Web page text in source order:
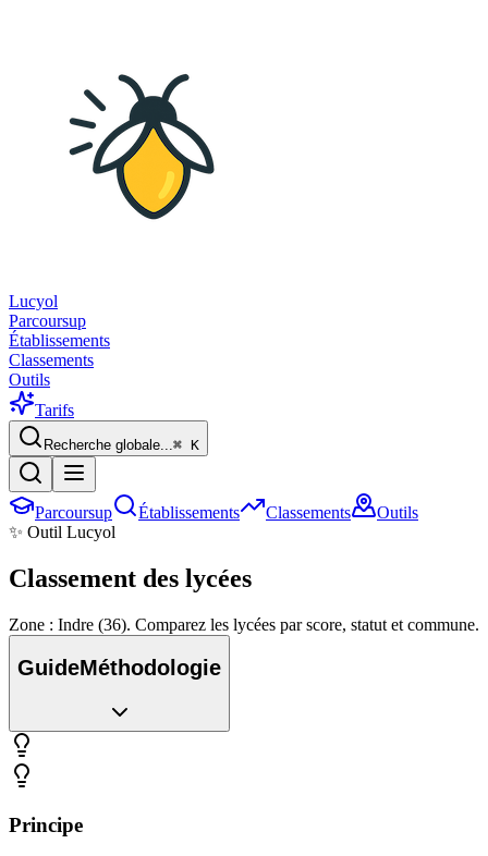
Lucyol
Parcoursup
Établissements
Classements
Outils
Tarifs
Recherche globale...⌘ K
Parcoursup Établissements Classements
Outils
✨ Outil Lucyol
Classement des lycées
Zone : Indre (36). Comparez les lycées par score, statut et commune.
GuideMéthodologie
Principe